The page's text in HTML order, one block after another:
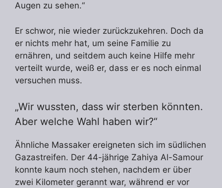
Augen zu sehen.“
Er schwor, nie wieder zurückzukehren. Doch da
er nichts mehr hat, um seine Familie zu
ernähren, und seitdem auch keine Hilfe mehr
verteilt wurde, weiß er, dass er es noch einmal
versuchen muss.
„Wir wussten, dass wir sterben könnten.
Aber welche Wahl haben wir?“
Ähnliche Massaker ereigneten sich im südlichen
Gazastreifen. Der 44-jährige Zahiya Al-Samour
konnte kaum noch stehen, nachdem er über
zwei Kilometer gerannt war, während er vor